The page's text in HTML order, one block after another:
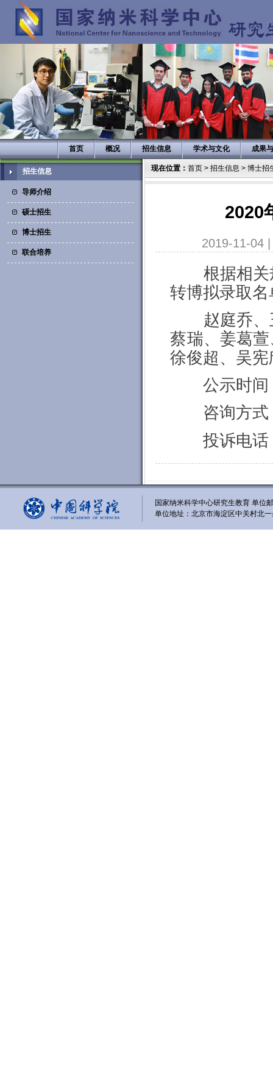
首页 概况 招生信息 学术与文化 成果
招生信息
导师介绍
硕士招生
博士招生
联合培养
现在位置： 首页 > 招生信息 > 博士招
2020
2019-11-04
根据相
转博拟录取
赵庭乔、
蔡瑞、 姜葛萱
徐俊超 、 吴宪
公示时间
咨询方式
投诉电话
国家纳米科学中心研究生教育 单位
单位地址：北京市海淀区中关村北